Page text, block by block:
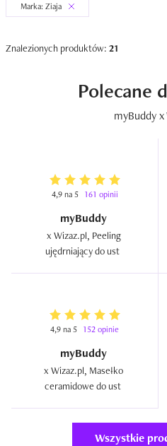
Marka: Ziaja
Znalezionych produktów: 21
Polecane
myBuddy x
4,9 na 5 161 opinii
myBuddy
x Wizaz.pl, Peeling
4,9 na 5 152 opinie
myBuddy
x Wizaz.pl, Masełko
Wszystkie